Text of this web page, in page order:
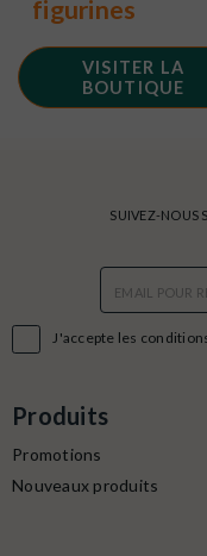
figurines
VISITER LA
BOUTIQUE
J'accepte les
SUIVEZ-NOUS
Produits
Promotions
Nouveaux produits